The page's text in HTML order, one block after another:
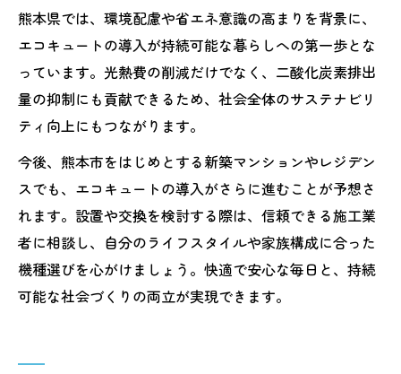
熊本県では、環境配慮や省エネ意識の高まりを背景に、
エコキュートの導入が持続可能な暮らしへの第一歩とな
っています。光熱費の削減だけでなく、二酸化炭素排出
量の抑制にも貢献できるため、社会全体のサステナビリ
ティ向上にもつながります。
今後、熊本市をはじめとする新築マンションやレジデン
スでも、エコキュートの導入がさらに進むことが予想さ
れます。設置や交換を検討する際は、信頼できる施工業
者に相談し、自分のライフスタイルや家族構成に合った
機種選びを心がけましょう。快適で安心な毎日と、持続
可能な社会づくりの両立が実現できます。